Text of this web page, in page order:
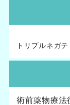
トリプルネガ
術前薬物療法